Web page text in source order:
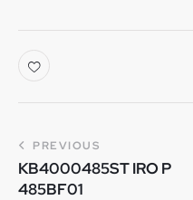
PREVIOUS
KB4000485ST IRO P
485BF01